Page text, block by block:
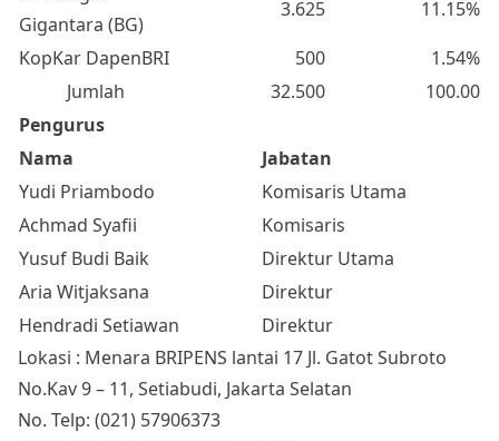
Gigantara (BG)
3.625
11.15%
KopKar DapenBRI
500
1.54%
Jumlah
32.500
100.00
Pengurus
Nama
Jabatan
Yudi Priambodo
Komisaris Utama
Achmad Syafii
Komisaris
Yusuf Budi Baik
Direktur Utama
Aria Witjaksana
Direktur
Hendradi Setiawan
Direktur
Lokasi : Menara BRIPENS lantai 17 Jl. Gatot Subroto
No.Kav 9 – 11, Setiabudi, Jakarta Selatan
No. Telp: (021) 57906373